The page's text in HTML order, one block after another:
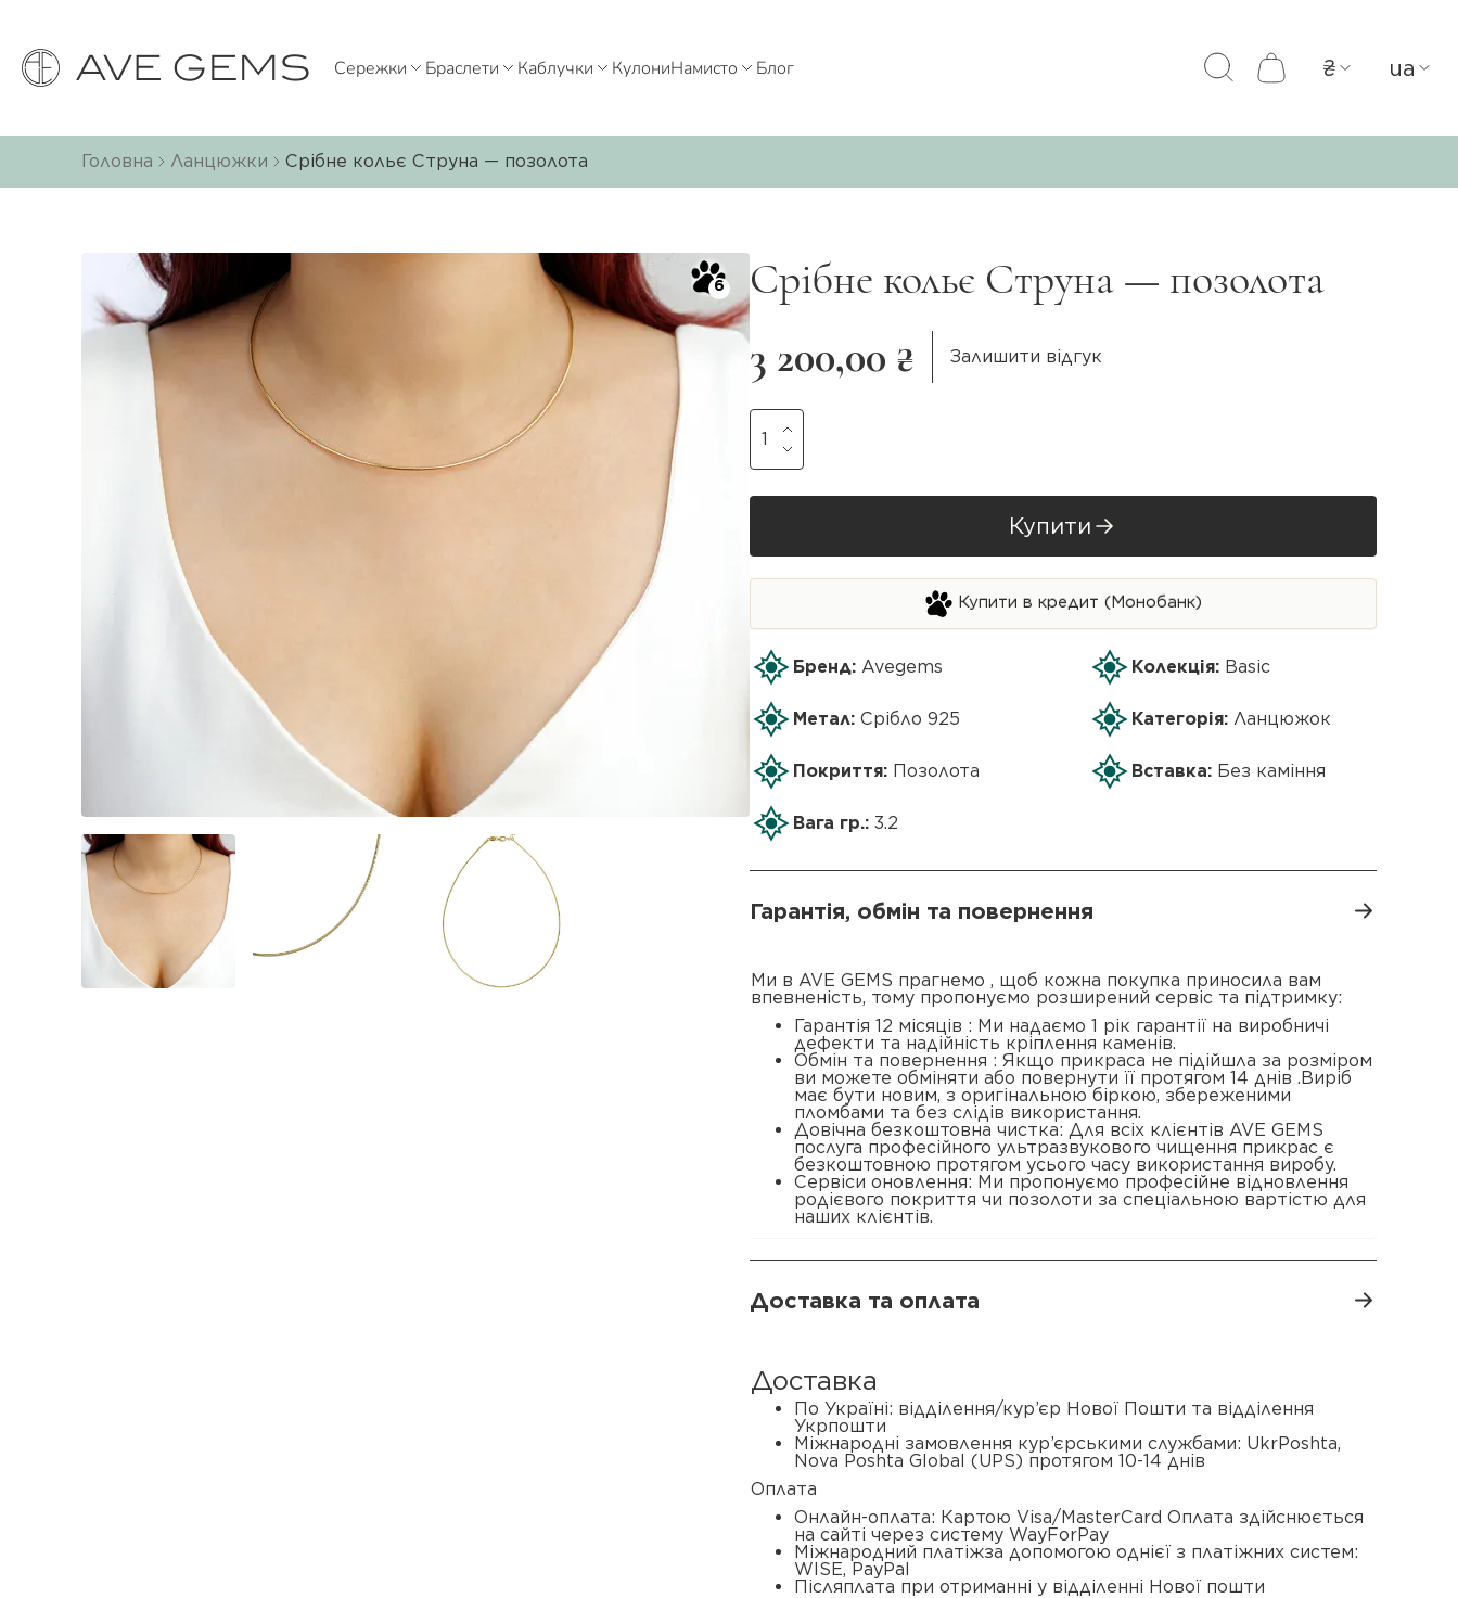
Сережки Браслети Каблучки КулониНамисто Блог ₴ ua
Головна Ланцюжки Срібне кольє Струна — позолота
6
Срібне кольє Струна — позолота
3 200,00 ₴
Залишити відгук
Купити
Купити в кредит (Монобанк)
Бренд: Avegems Колекція: Basic
Метал: Срібло 925 Категорія: Ланцюжок
Покриття: Позолота Вставка: Без каміння
Вага гр.: 3.2
Гарантія, обмін та повернення
Ми в AVE GEMS прагнемо , щоб кожна покупка приносила вам
впевненість, тому пропонуємо розширений сервіс та підтримку:
Гарантія 12 місяців : Ми надаємо 1 рік гарантії на виробничі
дефекти та надійність кріплення каменів.
Обмін та повернення : Якщо прикраса не підійшла за розміром
ви можете обміняти або повернути її протягом 14 днів .Виріб
має бути новим, з оригінальною біркою, збереженими
пломбами та без слідів використання.
Довічна безкоштовна чистка: Для всіх клієнтів AVE GEMS
послуга професійного ультразвукового чищення прикрас є
безкоштовною протягом усього часу використання виробу.
Сервіси оновлення: Ми пропонуємо професійне відновлення
родієвого покриття чи позолоти за спеціальною вартістю для
наших клієнтів.
Доставка та оплата
Доставка
По Україні: відділення/кур’єр Нової Пошти та відділення
Укрпошти
Міжнародні замовлення кур’єрськими службами: UkrPoshta,
Nova Poshta Global (UPS) протягом 10-14 днів
Оплата
Онлайн-оплата: Картою Visa/MasterCard Оплата здійснюється
на сайті через систему WayForPay
Міжнародний платіжза допомогою однієї з платіжних систем:
WISE, PayPal
Післяплата при отриманні у відділенні Нової пошти